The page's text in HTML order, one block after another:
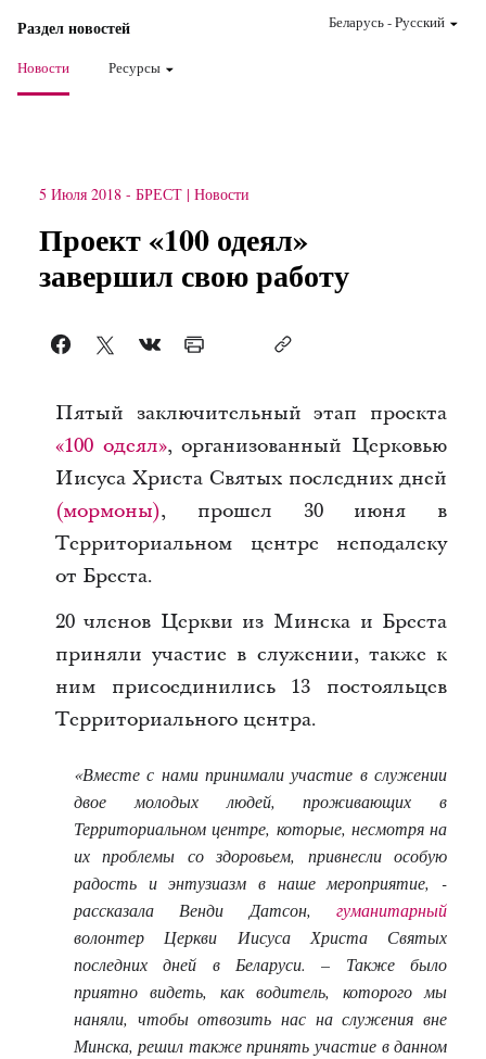
Раздел новостей
Новости Ресурсы
Беларусь-Pусский
5 Июля 2018 - БРЕСТ Новости
Проект «100 одеял»
завершил свою работу
Пятый заключительный этап проекта
«100 одеял», организованный Церковью
Иисуса Христа Святых последних дней
(мормоны), прошел 30 июня в
Территориальном центре неподалеку
от Бреста.
20 членов Церкви из Минска и Бреста
приняли участие в служении, также к
ним присоединились 13 постояльцев
Территориального центра.
«Вместе с нами принимали участие в служении
двое молодых людей, проживающих в
Территориальном центре, которые, несмотря на
их проблемы со здоровьем, привнесли особую
радость и энтузиазм в наше мероприятие, -
рассказала Венди Датсон,гуманитарный
волонтер Церкви Иисуса Христа Святых
последних дней в Беларуси. – Также было
приятно видеть, как водитель, которого мы
наняли, чтобы отвозить нас на служения вне
Минска, решил также принять участие в данном